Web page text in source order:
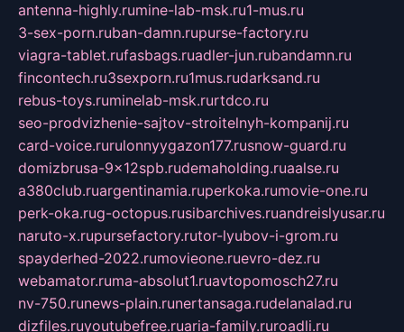
antenna-highly.rumine-lab-msk.ru1-mus.ru
3-sex-porn.ruban-damn.rupurse-factory.ru
viagra-tablet.rufasbags.ruadler-jun.rubandamn.ru
fincontech.ru3sexporn.ru1mus.rudarksand.ru
rebus-toys.ruminelab-msk.rurtdco.ru
seo-prodvizhenie-sajtov-stroitelnyh-kompanij.ru
card-voice.rurulonnyygazon177.rusnow-guard.ru
domizbrusa-9x12spb.rudemaholding.ruaalse.ru
a380club.ruargentinamia.ruperkoka.rumovie-one.ru
perk-oka.rug-octopus.rusibarchives.ruandreislyusar.ru
naruto-x.rupursefactory.rutor-lyubov-i-grom.ru
spayderhed-2022.rumovieone.ruevro-dez.ru
webamator.ruma-absolut1.ruavtopomosch27.ru
nv-750.runews-plain.runertansaga.rudelanalad.ru
dizfiles.ruyoutubefree.ruaria-family.ruroadli.ru